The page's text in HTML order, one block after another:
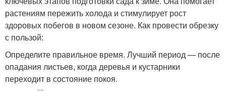
растениям пережить холода и стимулирует рост
здоровых побегов в новом сезоне. Как провести обрезку
с пользой:
Определите правильное время. Лучший период — после
опадания листьев, когда деревья и кустарники
переходит в состояние покоя.